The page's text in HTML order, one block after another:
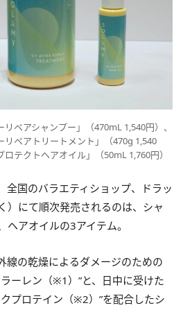
リペアシャンプー」（470mL 1,540円）、
リペアトリートメント」（470g 1,540
テクトヘアオイル」（50mL 1,760円）
全国のバラエティショップ、ドラッ
）にて順次発売されるのは、シャ
ヘアオイルの3アイテム。
線の乾燥によるダメージのための
ーレン（※1）”と、日中に受けた
プロテイン（※2）”を配合したシ